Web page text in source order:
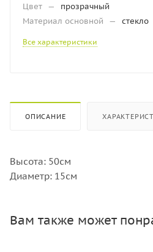
Цвет —
прозрачный
Материал основной
— стекло
Все характеристики
ОПИСАНИЕ
Высота: 50см
Диаметр: 15см
Вам также может